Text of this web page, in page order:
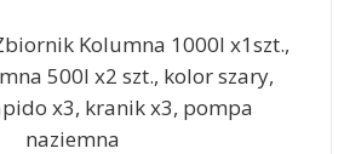
Kolumna 1000l x1szt.,
500l x2 szt., kolor szary,
x3, kranik x3, pompa
naziemna